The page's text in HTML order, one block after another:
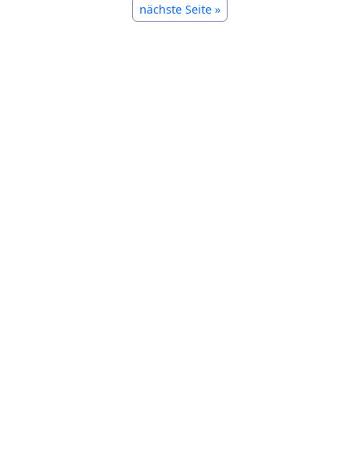
nächste Seite »